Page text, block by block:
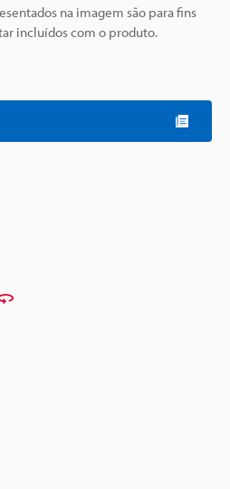
na imagem são para fins
incluídos com o produto.